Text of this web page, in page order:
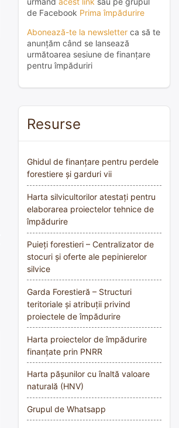
de Facebook Prima împădurire
Abonează-te la newsletter ca să te
anunțăm când se lansează
următoarea sesiune de finanțare
pentru împăduriri
Resurse
Ghidul de finanțare pentru perdele
forestiere și garduri vii
Harta silvicultorilor atestați pentru
elaborarea proiectelor tehnice de
împădurire
Puieți forestieri – Centralizator de
stocuri și oferte ale pepinierelor
silvice
Garda Forestieră – Structuri
teritoriale și atribuții privind
proiectele de împădurire
Harta proiectelor de împădurire
finanțate prin PNRR
Harta pășunilor cu înaltă valoare
naturală (HNV)
Grupul de Whatsapp